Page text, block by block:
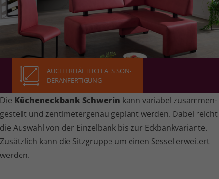
AUCH ERHÄLT­LICH ALS SON­
DER­AN­FER­TI­GUNG
Die Kücheneckbank Schwerin kann variabel zusam­men­
ge­stellt und zenti­me­ter­genau geplant werden. Dabei reicht
die Auswahl von der Einzelbank bis zur Eckbank­va­ri­ante.
Zusätzlich kann die Sitzgruppe um einen Sessel erweitert
werden.